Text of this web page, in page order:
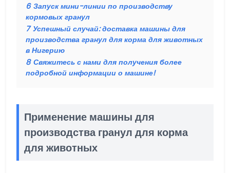
6 Запуск мини-линии по производству
кормовых гранул
7 Успешный случай: доставка машины для
производства гранул для корма для животных
в Нигерию
8 Свяжитесь с нами для получения более
подробной информации о машине!
Применение машины для
производства гранул для корма
для животных